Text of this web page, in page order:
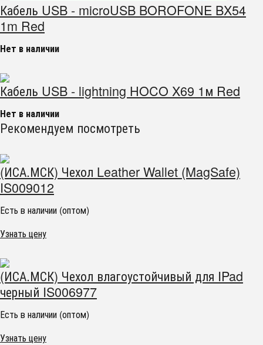
Кабель USB - microUSB BOROFONE BX54
1m Red
Нет в наличии
Кабель USB - lightning HOCO X69 1м Red
Нет в наличии
Рекомендуем посмотреть
(ИСА.МСК) Чехол Leather Wallet (MagSafe)
IS009012
Есть в наличии (оптом)
Узнать цену
(ИСА.МСК) Чехол влагоустойчивый для IPad
черный IS006977
Есть в наличии (оптом)
Узнать цену